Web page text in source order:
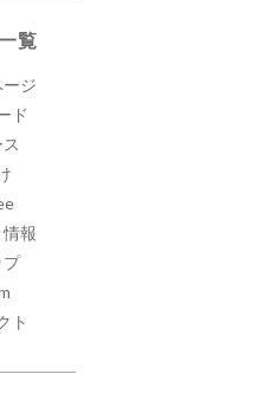
覧
ージ
ド
報
プ
ト